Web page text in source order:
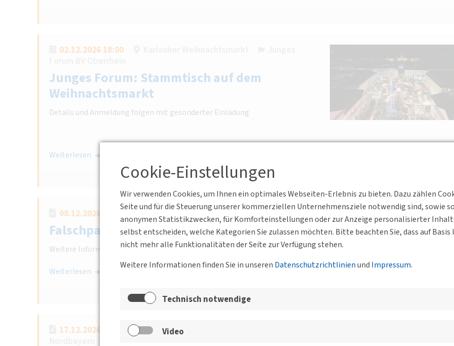
Cookie-Einstellungen
Wir verwenden Cookies, um Ihnen ein optimales Webseiten-Erlebnis zu bieten. Dazu zählen
Seite und für die Steuerung unserer kommerziellen Unternehmensziele notwendig sind, sowie
anonymen Statistikzwecken, für Komforteinstellungen oder zur Anzeige personalisierter
selbst entscheiden, welche Kategorien Sie zulassen möchten. Bitte beachten Sie, dass auf
nicht mehr alle Funktionalitäten der Seite zur Verfügung stehen.
Weitere Informationen finden Sie in unseren Datenschutzrichtlinienund Impressum.
Technisch notwendige
Video
02.12.2026 18:00
Junges Forum: Stammtisch auf dem
Weihnachtsmarkt
Details und Anmeldung folgen mit gesonderter Einladung
Weiterlesen
08.12.2026 17:30 - 19:00 Kronenstraße 25, 70174 Stuttgart BV Württemberg e.V.
Falschparker automatisiert detektieren
Weitere Informationen zur Veranstaltung folgen in Kürze!
Weiterlesen
17.12.2026 17:30 - 19:00 WGF Nürnberg GbR Vordere Cramergasse 11 90478 Nürnberg